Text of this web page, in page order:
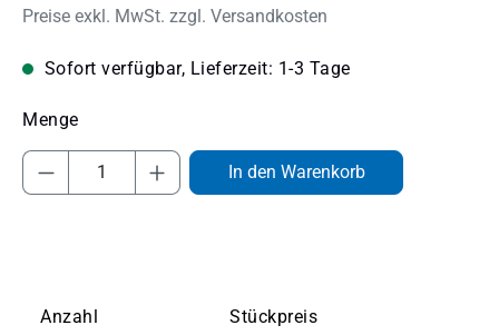
Preise exkl. MwSt. zzgl. Versandkosten
Sofort verfügbar, Lieferzeit: 1-3 Tage
Produkt Anzahl: Gib den gewünschten
In den Warenkorb
Anzahl Stückpreis